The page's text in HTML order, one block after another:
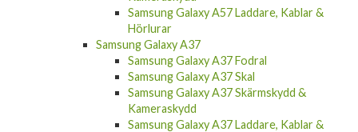
Samsung Galaxy A57 Laddare, Kablar &
Hörlurar
Samsung Galaxy A37
Samsung Galaxy A37 Fodral
Samsung Galaxy A37 Skal
Samsung Galaxy A37 Skärmskydd &
Kameraskydd
Samsung Galaxy A37 Laddare, Kablar &